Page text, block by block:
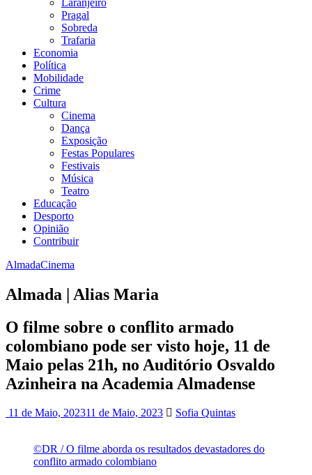
Pragal
Sobreda
Trafaria
Economia
Política
Mobilidade
Crime
Cultura
Cinema
Dança
Exposição
Festas Populares
Festivais
Música
Teatro
Educação
Desporto
Opinião
Contribuir
AlmadaCinema
Almada | Alias Maria
O filme sobre o conflito armado
colombiano pode ser visto hoje, 11 de
Maio pelas 21h, no Auditório Osvaldo
Azinheira na Academia Almadense
11 de Maio, 202311 de Maio, 2023 Sofia Quintas
©DR / O filme aborda os resultados devastadores do
conflito armado colombiano